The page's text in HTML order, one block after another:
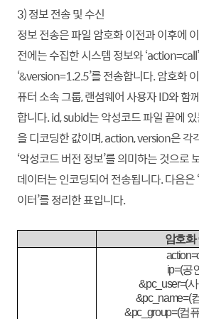
3) 정보 전송 및 수신
정보 전송은 파일 암호화 이전과 이후에
전에는 수집한 시스템 정보와
‘&version=1.2.5’를 전송합니다. 암호화
퓨터 소속 그룹, 랜섬웨어 사용자 ID와 함
합니다. id, subid는 악성코드 파일 끝에
을 디코딩한 값이며, action, version은 각
‘악성코드 버전 정보’를 의미하는 것으로
데이터는 인코딩되어 전송됩니다. 다음은
이터’를 정리한 표입니다.
암호화
ip=(공
&pc_user=(
&pc_name=(
&pc_group=(컴